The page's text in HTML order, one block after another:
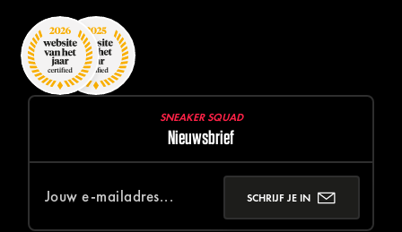
SNEAKER SQUAD
Nieuwsbrief
SCHRIJF JE IN